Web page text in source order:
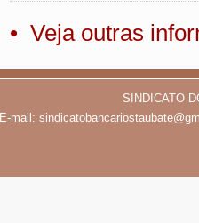
• Veja outras
SINDICATO
E-mail: